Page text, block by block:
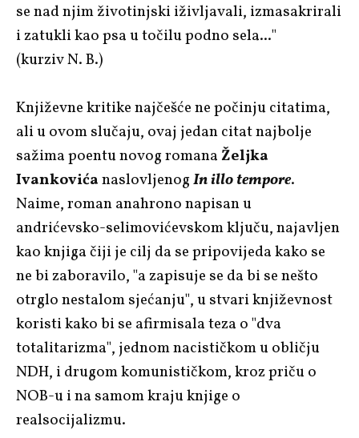
se nad njim životinjski iživljavali, izmasakrirali
i zatukli kao psa u točilu podno sela..."
(kurziv N. B.)
Književne kritike najčešće ne počinju citatima,
ali u ovom slučaju, ovaj jedan citat najbolje
sažima poentu novog romanaŽeljka
IvankovićanaslovljenogIn illo tempore.
Naime, roman anahrono napisan u
andrićevsko-selimovićevskom ključu, najavljen
kao knjiga čiji je cilj da se pripovijeda kako se
ne bi zaboravilo, "a zapisuje se da bi se nešto
otrglo nestalom sjećanju", u stvari književnost
koristi kako bi se afirmisala teza o "dva
totalitarizma", jednom nacističkom u obličju
NDH, i drugom komunističkom, kroz priču o
NOB-u i na samom kraju knjige o
realsocijalizmu.